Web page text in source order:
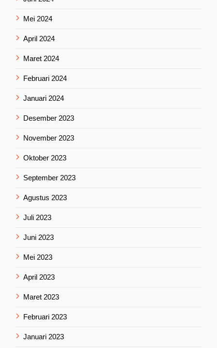
Mei 2024
April 2024
Maret 2024
Februari 2024
Januari 2024
Desember 2023
November 2023
Oktober 2023
September 2023
Agustus 2023
Juli 2023
Juni 2023
Mei 2023
April 2023
Maret 2023
Februari 2023
Januari 2023